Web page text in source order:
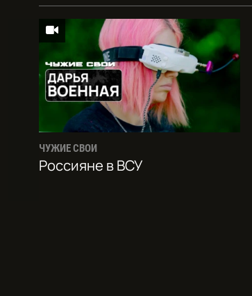
ЧУЖИЕ СВОИ
Россияне в ВСУ